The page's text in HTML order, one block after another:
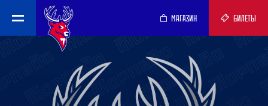
МАГАЗИН БИЛЕТЫ